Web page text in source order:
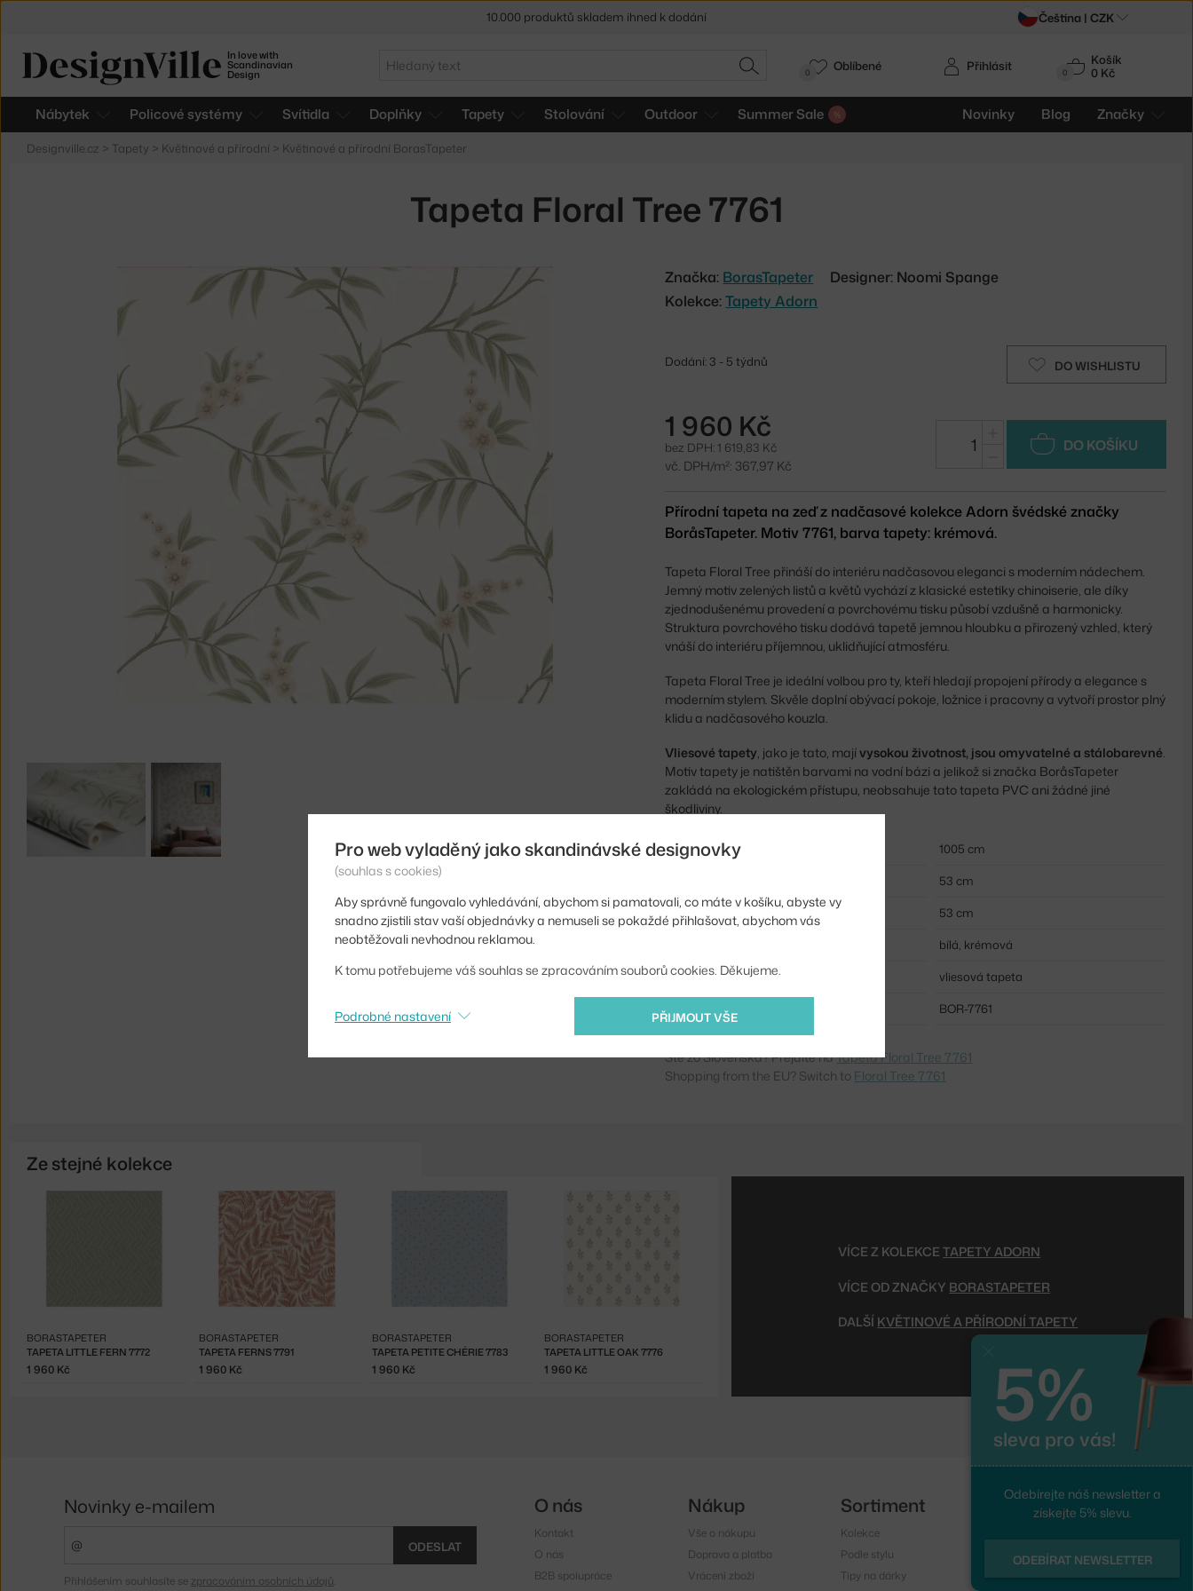
In love with
Scandinavian
Design
Hledat
HLEDAT 0
Košík
0 Kč
Nábytek Policové systémy Svítidla Doplňky Tapety Stolování Outdoor Summer Sale Novinky Blog Značky
Přihlásit
0 Oblíbené
Designville.cz > Tapety > Květinové a přírodní > Květinové a přírodní BorasTapeter
Tapeta Floral Tree 7761
Značka: BorasTapeter
Designer: Noomi Spange
Kolekce:Tapety Adorn
DO WISHLISTU
Dodání: 3 - 5 týdnů
1 960 Kč
bez DPH: 1 619,83 Kč
vč. DPH/m²: 367,97 Kč
DO KOŠÍKU
Přírodní tapeta na zeď z nadčasové kolekce Adorn švédské značky
BoråsTapeter. Motiv 7761, barva tapety: krémová.
Tapeta Floral Tree přináší do interiéru nadčasovou eleganci s moderním nádechem.
Jemný motiv zelených listů a květů vychází z klasické estetiky chinoiserie, ale díky
zjednodušenému provedení a povrchovému tisku působí vzdušně a harmonicky.
Struktura povrchového tisku dodává tapetě jemnou hloubku a přirozený vzhled, který
vnáší do interiéru příjemnou, uklidňující atmosféru.
Tapeta Floral Tree je ideální volbou pro ty, kteří hledají propojení přírody a elegance s
moderním stylem. Skvěle doplní obývací pokoje, ložnice i pracovny a vytvoří prostor plný
klidu a nadčasového kouzla.
Vliesové tapety, jako je tato, majívysokou životnost, jsou omyvatelné a stálobarevné.
Motiv tapety je natištěn barvami na vodní bázi a jelikož si značka BoråsTapeter
zakládá na ekologickém přístupu, neobsahuje tato tapeta PVC ani žádné jiné
škodliviny.
Výška:
1005 cm
53 cm
Šířka:
53 cm
bílá, krémová
Materiál:
vliesová tapeta
Kód produktu
BOR-7761
Ste zo Slovenska? Prejdite naTapeta Floral Tree 7761
Shopping from the EU? Switch to Floral Tree 7761
Ze stejné kolekce
TAPETA LITTLE FERN 7772
BORASTAPETER
1 960 Kč
TAPETA FERNS 7791
BORASTAPETER
1 960 Kč
TAPETA PETITE CHÉRIE 7783
BORASTAPETER
1 960 Kč
TAPETA LITTLE OAK 7776
BORASTAPETER
1 960 Kč
VÍCE Z KOLEKCETAPETY ADORN
VÍCE OD ZNAČKY BORASTAPETER
DALŠÍ KVĚTINOVÉ A PŘÍRODNÍ TAPETY
10.000 produktů skladem ihned k dodání Čeština | CZK
Pro web vyladěný jako skandinávské designovky
(souhlas s cookies)
Aby správně fungovalo vyhledávání, abychom si pamatovali, co máte v košíku, abyste vy
snadno zjistili stav vaší objednávky a nemuseli se pokaždé přihlašovat, abychom vás
neobtěžovali nevhodnou reklamou.
K tomu potřebujeme váš souhlas se zpracováním souborů cookies. Děkujeme.
PŘIJMOUT VŠE
Podrobné nastavení
5%
sleva pro vás!
Odebírejte náš newsletter a
získejte 5% slevu.
ODEBÍRAT NEWSLETTER
Novinky e-mailem
ODESLAT
Přihlášením souhlasíte se zpracováním osobních údajů
O nás
Kontakt
O nás
B2B spolupráce
Nákup
Vše o nákupu
Doprava a platba
Vrácení zboží
Sortiment
Kolekce
Podle stylu
Tipy na dárky
Sledujte nás
Facebook